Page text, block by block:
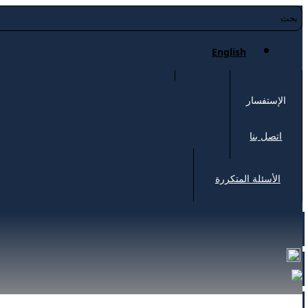
English
الإستفسار
اتصل بنا
الأسئلة المتكررة